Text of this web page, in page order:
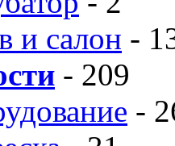
и салон -
- 209
-